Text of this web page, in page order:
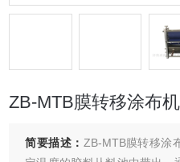
ZB-MTB膜转移涂布机
简要描述： ZB-MTB膜转移涂